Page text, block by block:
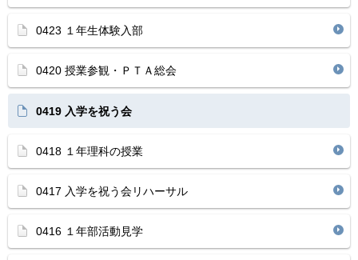
0423 １年生体験入部
0420 授業参観・ＰＴＡ総会
0419 入学を祝う会
0418 １年理科の授業
0417 入学を祝う会リハーサル
0416 １年部活動見学